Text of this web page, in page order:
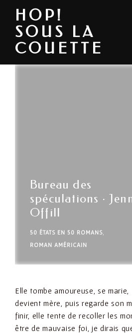
HOP!
SOUS LA
COUETTE
Bureau des
spéculations ·
Offill
50 ÉTATS EN 50 ROMANS
ROMAN AMÉRICAIN
Elle tombe amoureuse, se marie,
devient mère, puis regarde son
finir, elle tente de recoller les
être de mauvaise foi, je dirais